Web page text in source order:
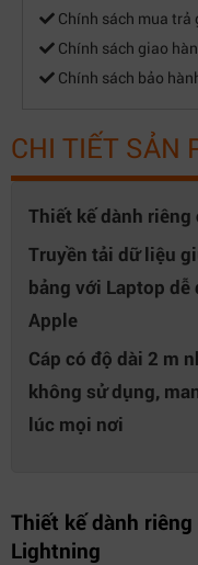
Chính sách mua trả
Chính sách giao
Chính sách bảo
CHI TIẾT SẢN
Thiết kế dành
Truyền tải dữ liệu
bảng với Laptop dễ
Apple
Cáp có độ dài 2 m
không sử dụng,
lúc mọi nơi
Thiết kế dành
Lightning